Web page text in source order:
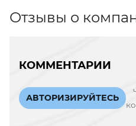
Отзывы о
КОММЕНТАРИИ
АВТОРИЗИРУЙТЕСЬ